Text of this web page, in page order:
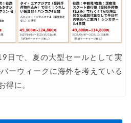
発) 最大100,000円OFFクーポン
・グアム航空券 2,000円OFFクーポン
60,000円OFFクーポン
ペーン
ル
3,000円OFFクーポン
日で、夏の大型セールとして実
ーウィークに海外を考えている
得に。